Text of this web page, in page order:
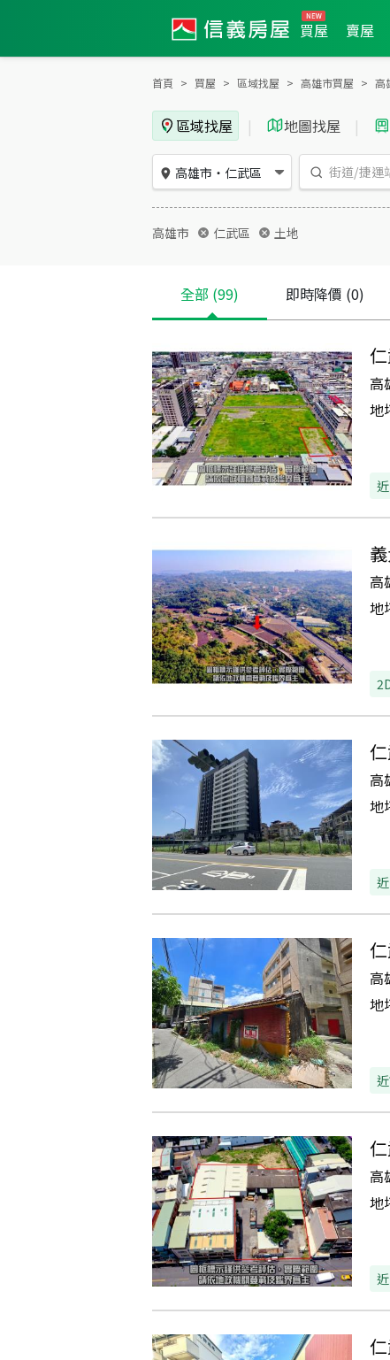
買屋 賣屋
首頁 買屋 區域找屋 高雄市買屋 高
區域找屋 | 地圖找屋 |
高雄市 ・ 仁武區
高雄市 仁武區 土地
全部 (99) 即時降價 (0)
高
地
高
地
高
地
高
地
高
地